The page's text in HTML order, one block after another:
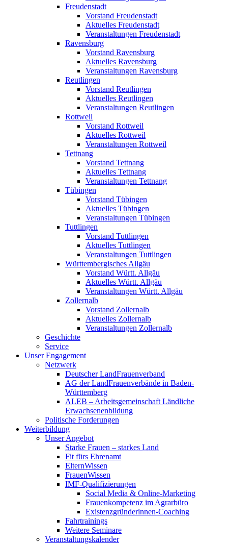
Freudenstadt
Vorstand Freudenstadt
Aktuelles Freudenstadt
Veranstaltungen Freudenstadt
Ravensburg
Vorstand Ravensburg
Aktuelles Ravensburg
Veranstaltungen Ravensburg
Reutlingen
Vorstand Reutlingen
Aktuelles Reutlingen
Veranstaltungen Reutlingen
Rottweil
Vorstand Rottweil
Aktuelles Rottweil
Veranstaltungen Rottweil
Tettnang
Vorstand Tettnang
Aktuelles Tettnang
Veranstaltungen Tettnang
Tübingen
Vorstand Tübingen
Aktuelles Tübingen
Veranstaltungen Tübingen
Tuttlingen
Vorstand Tuttlingen
Aktuelles Tuttlingen
Veranstaltungen Tuttlingen
Württembergisches Allgäu
Vorstand Württ. Allgäu
Aktuelles Württ. Allgäu
Veranstaltungen Württ. Allgäu
Zollernalb
Vorstand Zollernalb
Aktuelles Zollernalb
Veranstaltungen Zollernalb
Geschichte
Service
Unser Engagement
Netzwerk
Deutscher LandFrauenverband
AG der LandFrauenverbände in Baden-
Württemberg
ALEB – Arbeitsgemeinschaft Ländliche
Erwachsenenbildung
Politische Forderungen
Weiterbildung
Unser Angebot
Starke Frauen – starkes Land
Fit fürs Ehrenamt
ElternWissen
FrauenWissen
IMF-Qualifizierungen
Social Media & Online-Marketing
Frauenkompetenz im Agrarbüro
Existenzgründerinnen-Coaching
Fahrtrainings
Weitere Seminare
Veranstaltungskalender